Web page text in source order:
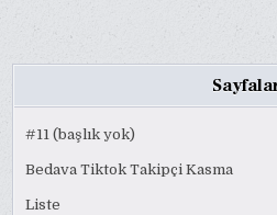
#11 (başlık yok)
Bedava Tiktok Takipçi Kasma
Liste